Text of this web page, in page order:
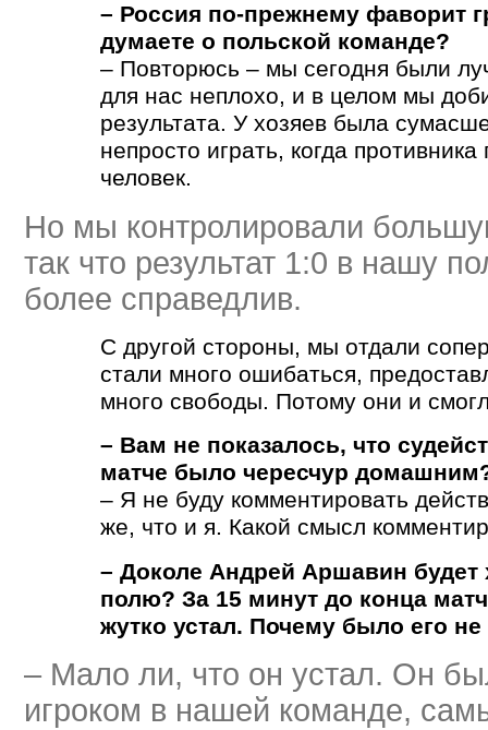
– Россия по-прежнему фаворит
думаете о польской команде?
– Повторюсь – мы сегодня были
для нас неплохо, и в целом мы
результата. У хозяев была
непросто играть, когда
человек.
Но мы контролировали
так что результат 1:0 в нашу
более справедлив.
С другой стороны, мы отдали
стали много ошибаться,
много свободы. Потому они и
– Вам не показалось, что
матче было чересчур
– Я не буду комментировать
же, что и я. Какой смысл
– Доколе Андрей Аршавин
полю? За 15 минут до конца
жутко устал. Почему было его
– Мало ли, что он устал. Он
игроком в нашей команде,